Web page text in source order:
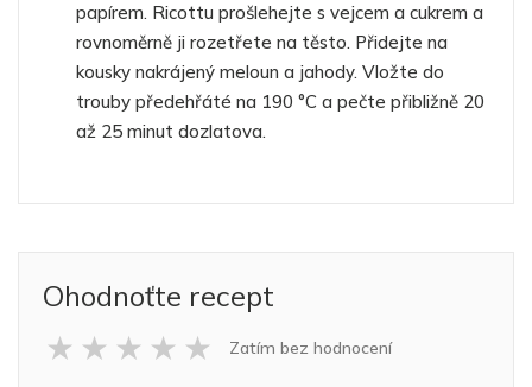
papírem. Ricottu prošlehejte s vejcem a cukrem a
rovnoměrně ji rozetřete na těsto. Přidejte na
kousky nakrájený meloun a jahody. Vložte do
trouby předehřáté na 190 °C a pečte přibližně 20
až 25 minut dozlatova.
Ohodnoťte recept
★ ★ ★ ★ ★ Zatím bez hodnocení